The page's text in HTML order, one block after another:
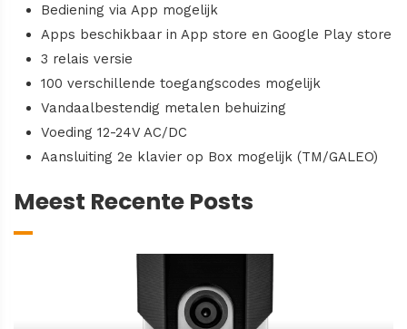
Bediening via App mogelijk
Apps beschikbaar in App store en Google Play store
3 relais versie
100 verschillende toegangscodes mogelijk
Vandaalbestendig metalen behuizing
Voeding 12-24V AC/DC
Aansluiting 2e klavier op Box mogelijk (TM/GALEO)
Meest Recente Posts